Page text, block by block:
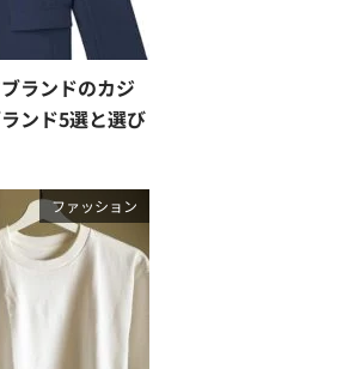
ランドのカジ
ンド5選と選び
ファッション